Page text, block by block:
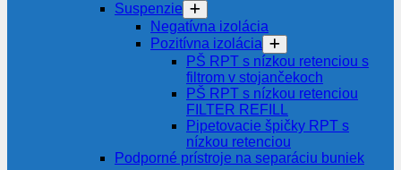
Suspenzie
Negatívna izolácia
Pozitívna izolácia
PŠ RPT s nízkou retenciou s
filtrom v stojančekoch
PŠ RPT s nízkou retenciou
FILTER REFILL
Pipetovacie špičky RPT s
nízkou retenciou
Podporné prístroje na separáciu buniek